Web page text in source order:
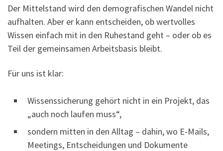
Der Mittelstand wird den demografischen Wandel nicht
aufhalten. Aber er kann entscheiden, ob wertvolles
Wissen einfach mit in den Ruhestand geht – oder ob es
Teil der gemeinsamen Arbeitsbasis bleibt.
Für uns ist klar:
Wissenssicherung gehört nicht in ein Projekt, das
„auch noch laufen muss“,
sondern mitten in den Alltag – dahin, wo E‑Mails,
Meetings, Entscheidungen und Dokumente